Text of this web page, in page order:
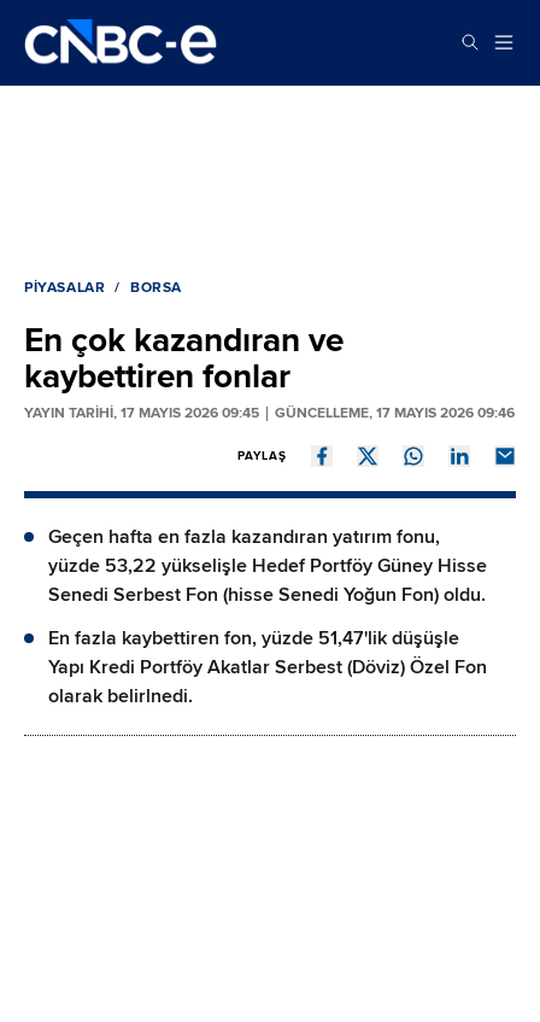
PIYASALAR BORSA
En çok kazandıran ve
kaybettiren fonlar
YAYIN TARİHİ, 17 MAYIS 2026 09:45 GÜNCELLEME, 17 MAYIS 2026 09:46
PAYLAŞ
Geçen hafta en fazla kazandıran yatırım fonu,
yüzde 53,22 yükselişle Hedef Portföy Güney Hisse
Senedi Serbest Fon (hisse Senedi Yoğun Fon) oldu.
En fazla kaybettiren fon, yüzde 51,47'lik düşüşle
Yapı Kredi Portföy Akatlar Serbest (Döviz) Özel Fon
olarak belirlnedi.